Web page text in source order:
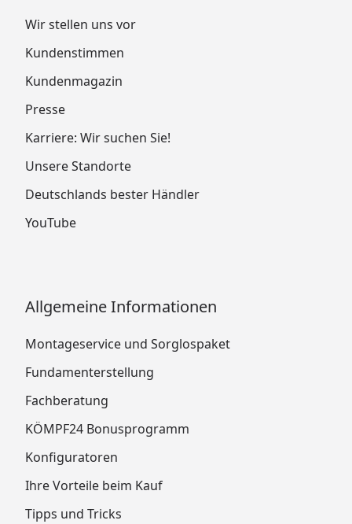
Wir stellen uns vor
Kundenstimmen
Kundenmagazin
Presse
Karriere: Wir suchen Sie!
Unsere Standorte
Deutschlands bester Händler
YouTube
Allgemeine Informationen
Montageservice und Sorglospaket
Fundamenterstellung
Fachberatung
KÖMPF24 Bonusprogramm
Konfiguratoren
Ihre Vorteile beim Kauf
Tipps und Tricks